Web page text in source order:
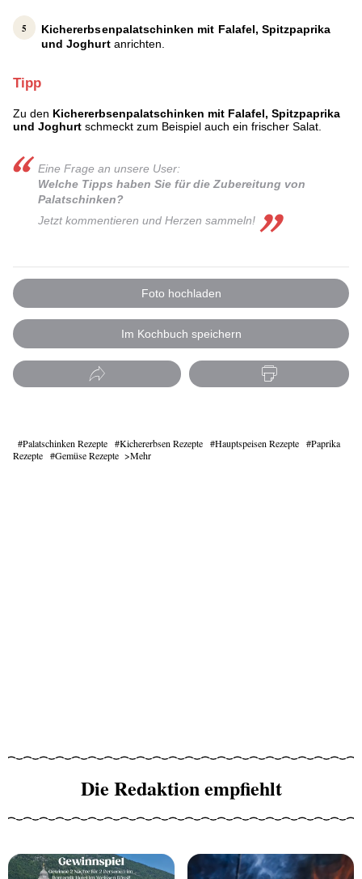
Kichererbsenpalatschinken mit Falafel, Spitzpaprika
und Joghurt anrichten.
Tipp
Zu den Kichererbsenpalatschinken mit Falafel, Spitzpaprika
und Joghurt schmeckt zum Beispiel auch ein frischer Salat.
Eine Frage an unsere User:
Welche Tipps haben Sie für die Zubereitung von
Palatschinken?
Jetzt kommentieren und Herzen sammeln!
Foto hochladen
Im Kochbuch speichern
Palatschinken Rezepte Kichererbsen Rezepte Hauptspeisen Rezepte
Paprika
Rezepte
Gemüse Rezepte Mehr
Die Redaktion empfiehlt